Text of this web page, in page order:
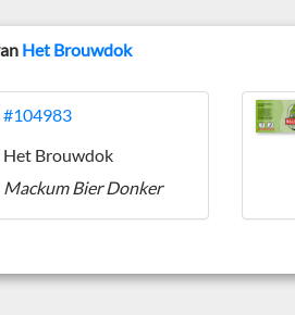
Het Brouwdok
#104983
Het Brouwdok
Mackum Bier Donker